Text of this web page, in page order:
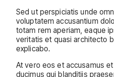
Sed ut perspiciatis unde
voluptatem accusantium
totam rem aperiam, eaque
veritatis et quasi architecto
explicabo.
At vero eos et accusamus
ducimus qui blanditiis